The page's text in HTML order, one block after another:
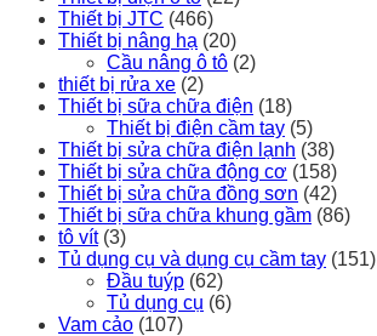
Thiết bị JTC (466)
Thiết bị nâng hạ (20)
Cầu nâng ô tô (2)
thiết bị rửa xe (2)
Thiết bị sữa chữa điện (18)
Thiết bị điện cầm tay (5)
Thiết bị sửa chữa điện lạnh (38)
Thiết bị sửa chữa động cơ (158)
Thiết bị sửa chữa đồng sơn (42)
Thiết bị sữa chữa khung gầm (86)
tô vít (3)
Tủ dụng cụ và dụng cụ cầm tay (151)
Đầu tuýp (62)
Tủ dụng cụ (6)
Vam cảo (107)